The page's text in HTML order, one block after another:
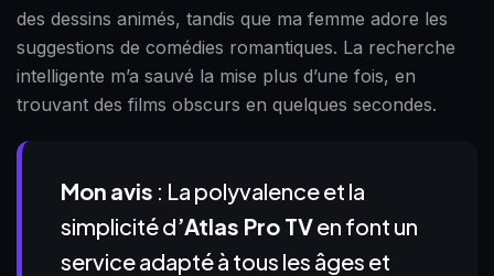
des dessins animés, tandis que ma femme adore les
suggestions de comédies romantiques. La recherche
intelligente m’a sauvé la mise plus d’une fois, en
trouvant des films obscurs en quelques secondes.
Mon avis : La polyvalence et la
simplicité d’Atlas Pro TVen font un
service adapté à tous les âges et